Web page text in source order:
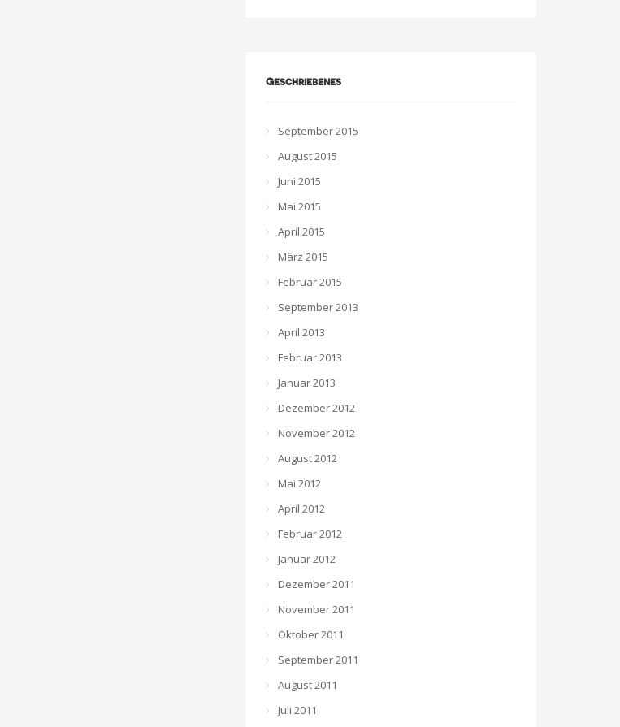
Geschriebenes
September 2015
August 2015
Juni 2015
Mai 2015
April 2015
März 2015
Februar 2015
September 2013
April 2013
Februar 2013
Januar 2013
Dezember 2012
November 2012
August 2012
Mai 2012
April 2012
Februar 2012
Januar 2012
Dezember 2011
November 2011
Oktober 2011
September 2011
August 2011
Juli 2011